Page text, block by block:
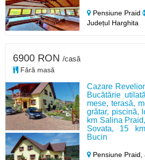
Pensiune Praid
Județul Harghita
Cazare
Bucătărie
mese, terasă,
grătar, piscină,
km Salina
Sovata, 15
Bucin
Pensiune Praid,
6900 RON /casă
Fără masă